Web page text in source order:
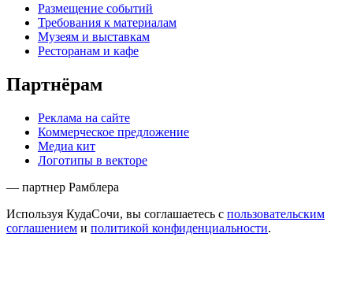
Размещение событий
Требования к материалам
Музеям и выставкам
Ресторанам и кафе
Партнёрам
Реклама на сайте
Коммерческое предложение
Медиа кит
Логотипы в векторе
— партнер Рамблера
Используя КудаСочи, вы соглашаетесь с пользовательским
соглашением и политикой конфиденциальности.